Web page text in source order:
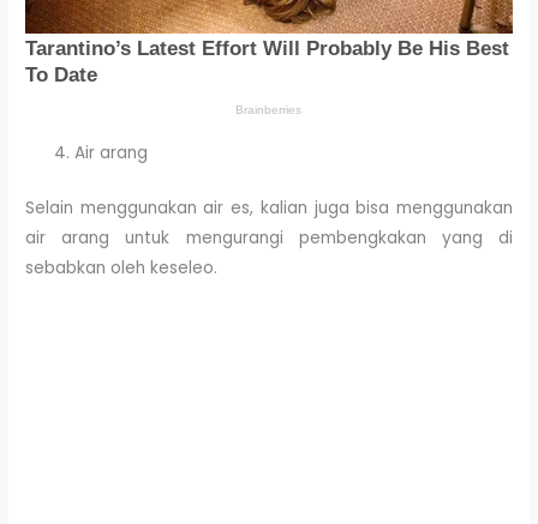
Air arang
Selain menggunakan air es, kalian juga bisa menggunakan
air arang untuk mengurangi pembengkakan yang di
sebabkan oleh keseleo.